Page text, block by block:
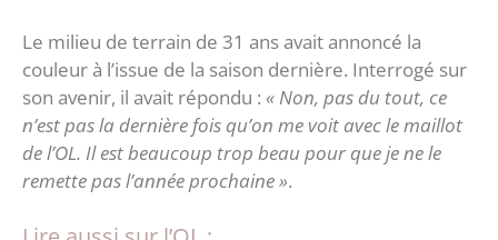
Le milieu de terrain de 31 ans avait annoncé la
couleur à l’issue de la saison dernière. Interrogé sur
son avenir, il avait répondu : « Non, pas du tout, ce
n’est pas la dernière fois qu’on me voit avec le maillot
de l’OL. Il est beaucoup trop beau pour que je ne le
remette pas l’année prochaine ».